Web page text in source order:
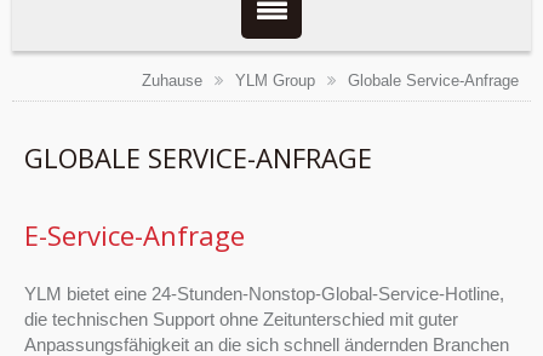
Zuhause YLM Group Globale Service-Anfrage
GLOBALE SERVICE-ANFRAGE
E-Service-Anfrage
YLM bietet eine 24-Stunden-Nonstop-Global-Service-Hotline,
die technischen Support ohne Zeitunterschied mit guter
Anpassungsfähigkeit an die sich schnell ändernden Branchen